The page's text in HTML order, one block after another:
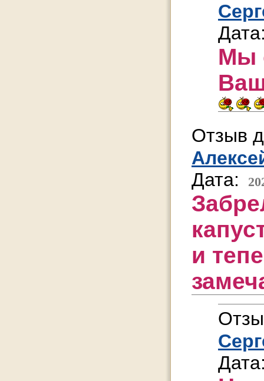
Мы
Отзыв
Дата:
и